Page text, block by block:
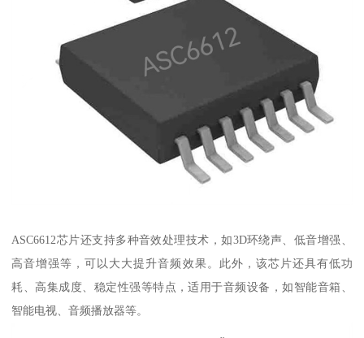
ASC6612芯片还支持多种音效处理技术，如3D环绕声、低音增强、
高音增强等，可以大大提升音频效果。此外，该芯片还具有低功
耗、高集成度、稳定性强等特点，适用于音频设备，如智能音箱、
智能电视、音频播放器等。